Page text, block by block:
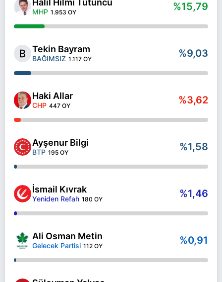
Halil Hilmi Tütüncü
MHP 1.953 OY %15,79
Tekin Bayram
BAĞIMSIZ 1.117 OY %9,03
Haki Allar
CHP 447 OY %3,62
Ayşenur Bilgi
BTP 195 OY %1,58
İsmail Kıvrak
Yeniden Refah 180 OY %1,46
Ali Osman Metin
Gelecek Partisi 112 OY %0,91